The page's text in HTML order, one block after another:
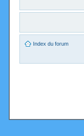
Index du forum